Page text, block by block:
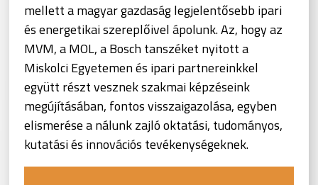
mellett a magyar gazdaság legjelentősebb ipari
és energetikai szereplőivel ápolunk. Az, hogy az
MVM, a MOL, a Bosch tanszéket nyitott a
Miskolci Egyetemen és ipari partnereinkkel
együtt részt vesznek szakmai képzéseink
megújításában, fontos visszaigazolása, egyben
elismerése a nálunk zajló oktatási, tudományos,
kutatási és innovációs tevékenységeknek.